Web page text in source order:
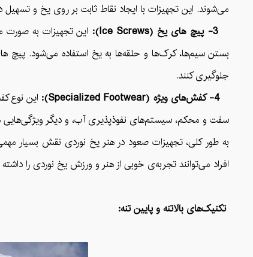
می‌شوند. این تجهیزات با ایجاد نقاط ثابت بر روی یخ و
3- پیچ های یخ (Ice Screws):
این تجهیزات به صورت
بستن سیم‌ها، کرک‌ها و حلقه‌ها به یخ استفاده می‌شود. پیچ
جلوگیری کنند.
4- کفش‌های ویژه (Specialized Footwear):
این نوع
سفت و محکم، سیستم‌های نفوذ‌پذیری آب، و دیگر ویژگی‌هایی
به طور کلی، تجهیزات صعود در هنر یخ نوردی نقش بسیار مهمی
افراد می‌توانند تجربه‌ی خوبی از هنر و ورزش یخ نوردی را
تکنیک‌های بالاتنه و پایین تنه: